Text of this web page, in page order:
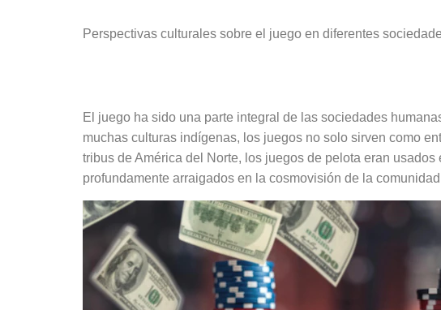
Perspectivas culturales sobre el juego en diferentes
El juego ha sido una parte integral de las sociedades
muchas culturas indígenas, los juegos no solo sirven como
tribus de América del Norte, los juegos de pelota eran
profundamente arraigados en la cosmovisión de la